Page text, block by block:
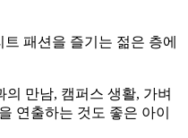
패션을 즐기는 젊은 층에
만남, 캠퍼스 생활, 가벼
연출하는 것도 좋은 아이